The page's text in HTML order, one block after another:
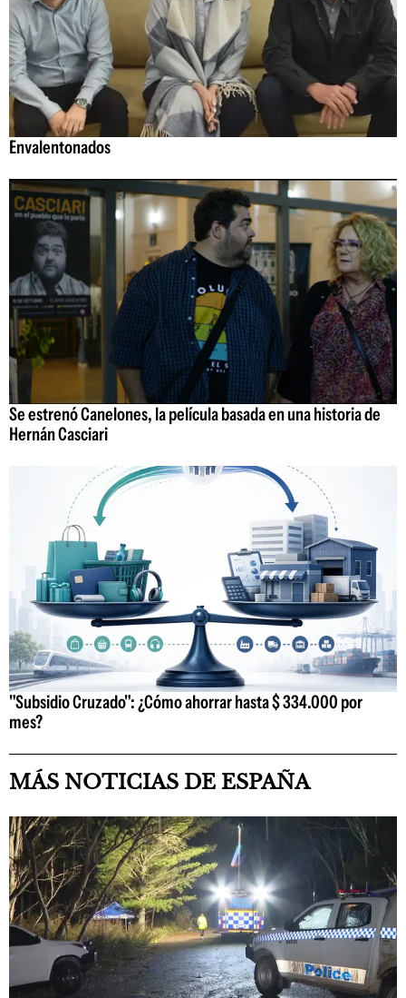
Envalentonados
Se estrenó Canelones, la película basada en una historia de
Hernán Casciari
"Subsidio Cruzado": ¿Cómo ahorrar hasta $ 334.000 por
mes?
MÁS NOTICIAS DE ESPAÑA